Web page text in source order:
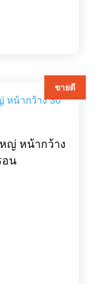
ขายดี
ญ่ หน้ากว้าง
อน